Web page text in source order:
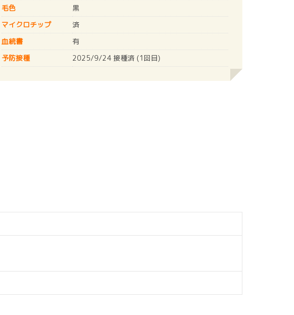
毛色
黒
マイクロチップ
済
血統書
有
予防接種
2025/9/24 接種済 (1回目)